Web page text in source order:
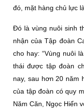
đó, mặt hàng chủ lực
Ðó là vùng nuôi sinh
nhận của Tập đoàn
cho hay: “Vùng nuôi
thái được tập đoàn
nay, sau hơn 20 năm
của tập đoàn có quy
Năm Căn, Ngọc Hiển